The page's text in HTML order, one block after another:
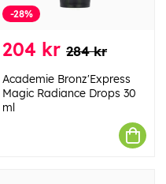
-28%
204 kr 284 kr
Academie Bronz'Express
Magic Radiance Drops 30
ml